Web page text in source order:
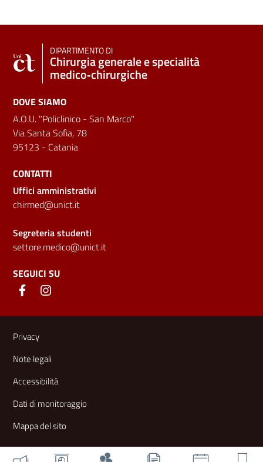
DIPARTIMENTO DI
Chirurgia generale e specialità
medico‑chirurgiche
DOVE SIAMO
A.O.U. "Policlinico - San Marco"
Via Santa Sofia, 78
95123 - Catania
CONTATTI
Uffici amministrativi
chirmed@unict.it
Segreteria studenti
settore.medico@unict.it
SEGUICI SU
Link e informazioni utili
Privacy
Note legali
Accessibilità
Dati di monitoraggio
Mappa del sito